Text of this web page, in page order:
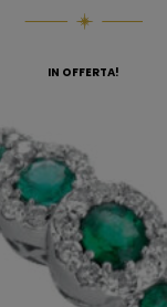
IN OFFERTA!